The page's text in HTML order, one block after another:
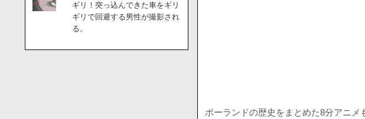
ポーランドの歴史をまとめた8分アニメ
ギリ！突っ込んできた車をギリ
ギリで回避する男性が撮影され
る。